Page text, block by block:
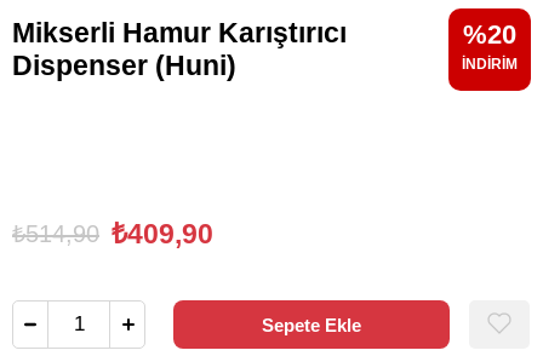
Mikserli Hamur Karıştırıcı
Dispenser (Huni)
20
₺514,90 ₺409,90